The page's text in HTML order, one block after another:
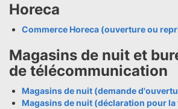
Horeca
Commerce Horeca (ouverture ou
Magasins de nuit et
de télécommunication
Magasins de nuit (demande
Magasins de nuit (déclaration pour la